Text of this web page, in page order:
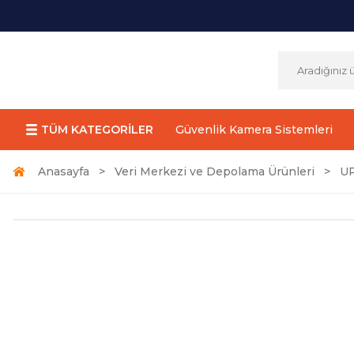
TÜM KATEGORİLER Güvenlik Kamera Sistemleri
Anasayfa Veri Merkezi ve Depolama Ürünleri